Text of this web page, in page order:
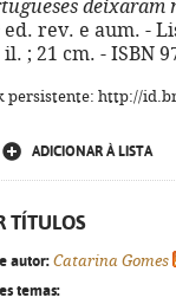
deixaram
ed. rev. e aum. -
; 21 cm. - ISBN
persistente: http://
ADICIONAR À LISTA
TÍTULOS
autor: Catarina Gomes
temas: